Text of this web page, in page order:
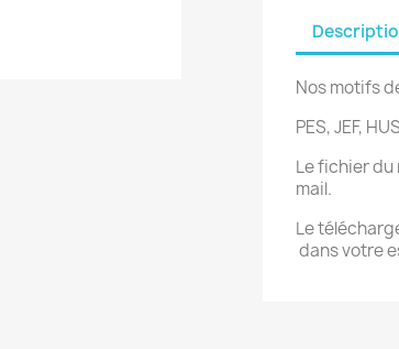
Nos motifs
PES, JEF,
Le fichier
mail.
Le
dans votre